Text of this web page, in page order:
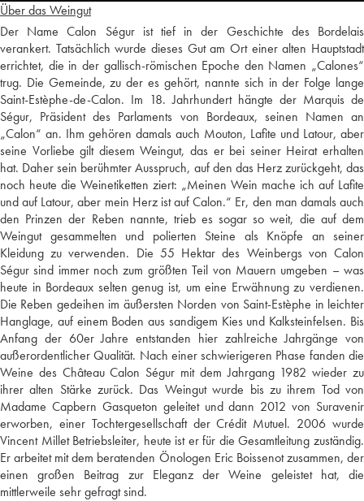
Über das Weingut
Der Name Calon Ségur ist tief in der Geschichte des Bordelais
verankert. Tatsächlich wurde dieses Gut am Ort einer alten Hauptstadt
errichtet, die in der gallisch-römischen Epoche den Namen „Calones“
trug. Die Gemeinde, zu der es gehört, nannte sich in der Folge lange
Saint-Estèphe-de-Calon. Im 18. Jahrhundert hängte der Marquis de
Ségur, Präsident des Parlaments von Bordeaux, seinen Namen an
„Calon“ an. Ihm gehören damals auch Mouton, Lafite und Latour, aber
seine Vorliebe gilt diesem Weingut, das er bei seiner Heirat erhalten
hat. Daher sein berühmter Ausspruch, auf den das Herz zurückgeht, das
noch heute die Weinetiketten ziert: „Meinen Wein mache ich auf Lafite
und auf Latour, aber mein Herz ist auf Calon.“ Er, den man damals auch
den Prinzen der Reben nannte, trieb es sogar so weit, die auf dem
Weingut gesammelten und polierten Steine als Knöpfe an seiner
Kleidung zu verwenden. Die 55 Hektar des Weinbergs von Calon
Ségur sind immer noch zum größten Teil von Mauern umgeben – was
heute in Bordeaux selten genug ist, um eine Erwähnung zu verdienen.
Die Reben gedeihen im äußersten Norden von Saint-Estèphe in leichter
Hanglage, auf einem Boden aus sandigem Kies und Kalksteinfelsen. Bis
Anfang der 60er Jahre entstanden hier zahlreiche Jahrgänge von
außerordentlicher Qualität. Nach einer schwierigeren Phase fanden die
Weine des Château Calon Ségur mit dem Jahrgang 1982 wieder zu
ihrer alten Stärke zurück. Das Weingut wurde bis zu ihrem Tod von
Madame Capbern Gasqueton geleitet und dann 2012 von Suravenir
erworben, einer Tochtergesellschaft der Crédit Mutuel. 2006 wurde
Vincent Millet Betriebsleiter, heute ist er für die Gesamtleitung zuständig.
Er arbeitet mit dem beratenden Önologen Eric Boissenot zusammen, der
einen großen Beitrag zur Eleganz der Weine geleistet hat, die
mittlerweile sehr gefragt sind.